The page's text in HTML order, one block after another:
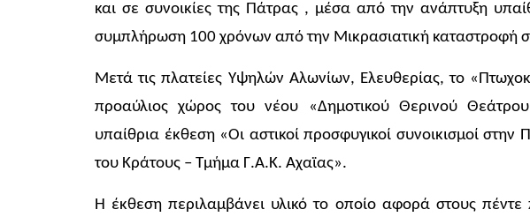
και σε συνοικίες της Πάτρας , μέσα από την ανάπτυξη
συμπλήρωση 100 χρόνων από την Μικρασιατική καταστροφή
Μετά τις πλατείες Υψηλών Αλωνίων, Ελευθερίας, το
προαύλιος χώρος του νέου «Δημοτικού Θερινού
υπαίθρια έκθεση «Οι αστικοί προσφυγικοί συνοικισμοί
του Κράτους – Τμήμα Γ.Α.Κ. Αχαϊας».
Η έκθεση περιλαμβάνει υλικό το οποίο αφορά στους πέντε